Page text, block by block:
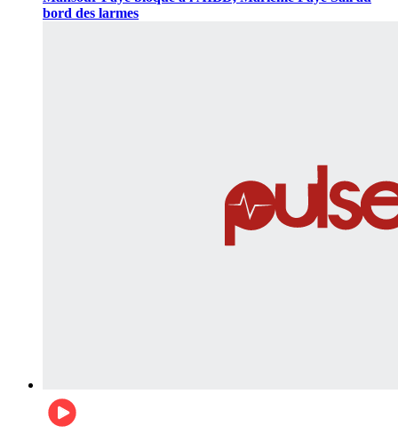
bord des larmes